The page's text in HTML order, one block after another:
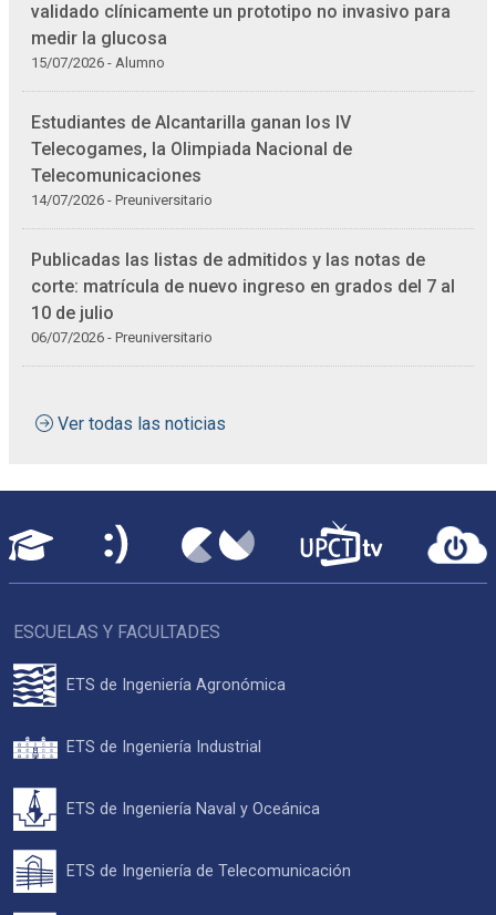
validado clínicamente un prototipo no invasivo para
medir la glucosa
15/07/2026 - Alumno
Estudiantes de Alcantarilla ganan los IV
Telecogames, la Olimpiada Nacional de
Telecomunicaciones
14/07/2026 - Preuniversitario
Publicadas las listas de admitidos y las notas de
corte: matrícula de nuevo ingreso en grados del 7 al
10 de julio
06/07/2026 - Preuniversitario
Ver todas las noticias
ESCUELAS Y FACULTADES
ETS de Ingeniería Agronómica
ETS de Ingeniería Industrial
ETS de Ingeniería Naval y Oceánica
ETS de Ingeniería de Telecomunicación